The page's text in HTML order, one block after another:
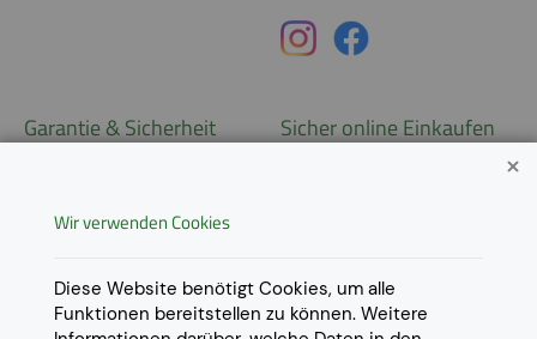
Garantie & Sicherheit
Datenschutz
Impressum
Sicher online Einkaufen
Lieferungen in weitere Länder
gerne aufAnfrage
Wir verwenden Cookies
Diese Website benötigt Cookies, um alle
Funktionen bereitstellen zu können. Weitere